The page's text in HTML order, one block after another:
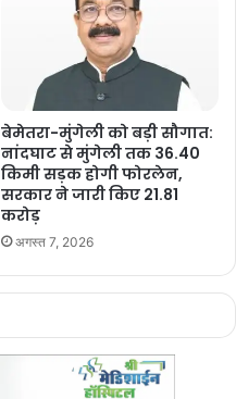
बेमेतरा-मुंगेली को बड़ी सौगात:
नांदघाट से मुंगेली तक 36.40
किमी सड़क होगी फोरलेन,
सरकार ने जारी किए 21.81
करोड़
अगस्त 7, 2026